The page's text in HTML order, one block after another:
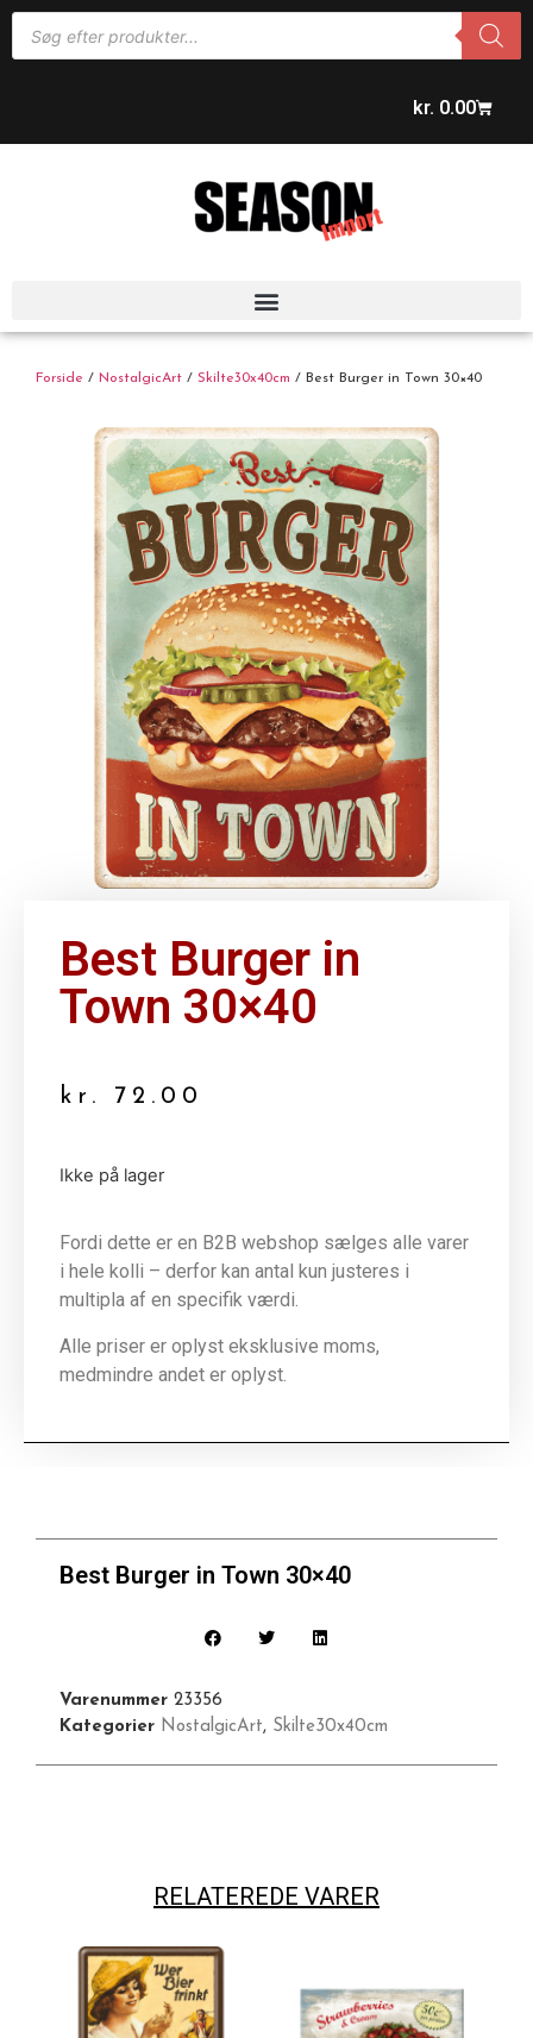
kr. 0.00
Forside / NostalgicArt / Skilte30x40cm / Best Burger in Town 30×40
Best Burger in
Town 30×40
kr. 72.00
Ikke på lager
Fordi dette er en B2B webshop sælges alle varer
i hele kolli – derfor kan antal kun justeres i
multipla af en specifik værdi.
Alle priser er oplyst eksklusive moms,
medmindre andet er oplyst.
Best Burger in Town 30×40
Varenummer 23356
Kategorier NostalgicArt, Skilte30x40cm
RELATEREDE VARER